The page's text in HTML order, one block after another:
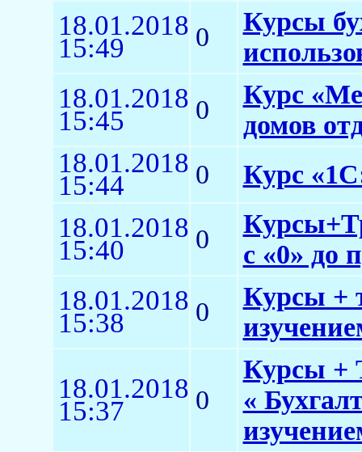
18.01.2018
15:49 0
Курсы
18.01.2018
15:45 0
Курс
домов
18.01.2018
15:44 0 Курс
18.01.2018
15:40 0
с «0» до
18.01.2018
15:38 0
Курсы +
18.01.2018
15:37 0
Курсы +
«